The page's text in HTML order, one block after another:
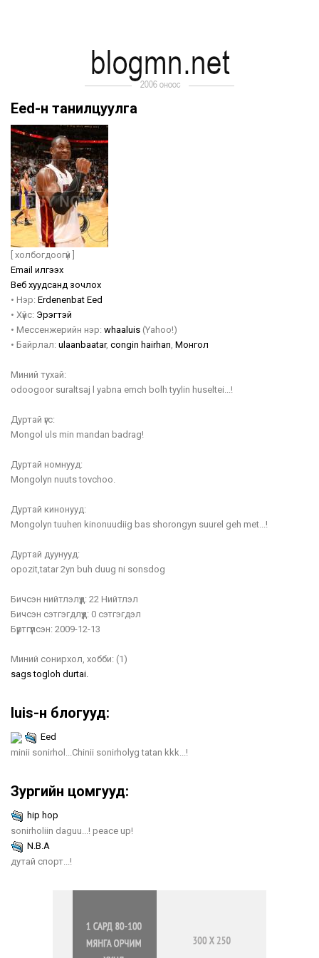
Eed-н танилцуулга
[ холбогдоогүй ]
Email илгээх
Веб хуудсанд зочлох
• Нэр: Erdenenbat Eed
• Хүйс: Эрэгтэй
• Мессенжерийн нэр: whaaluis (Yahoo!)
• Байрлал: ulaanbaatar, congin hairhan, Монгол
Миний тухай:
odoogoor suraltsaj l yabna emch bolh tyylin huseltei...!
Дуртай үгс:
Mongol uls min mandan badrag!
Дуртай номнууд:
Mongolyn nuuts tovchoo.
Дуртай кинонууд:
Mongolyn tuuhen kinonuudiig bas shorongyn suurel geh met...!
Дуртай дуунууд:
opozit,tatar 2yn buh duug ni sonsdog
Бичсэн нийтлэлүүд: 22 Нийтлэл
Бичсэн сэтгэгдлүүд: 0 сэтгэгдэл
Бүртгүүлсэн: 2009-12-13
Миний сонирхол, хобби: (1)
sags togloh durtai.
luis-н блогууд:
Eed
minii sonirhol...Chinii sonirholyg tatan kkk...!
Зургийн цомгууд:
hip hop
sonirholiin daguu...! peace up!
N.B.A
дутай спорт...!